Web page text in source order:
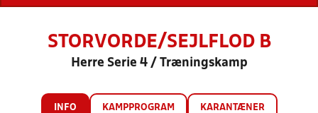
STORVORDE/SEJLFLOD B
Herre Serie 4 / Træningskamp
INFO KAMPPROGRAM KARANTÆNER